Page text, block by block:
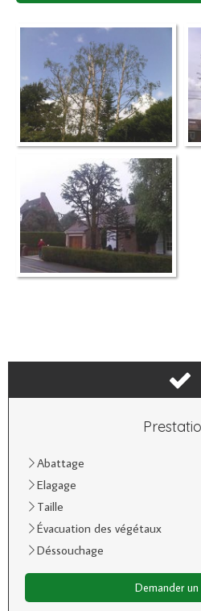
Abattage
Elagage
Taille
Évacuation des végétaux
Déssouchage
Demander un